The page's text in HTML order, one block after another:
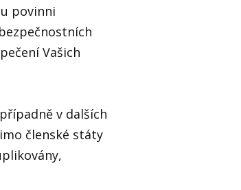
povinni
Vašich
v dalších
členské státy